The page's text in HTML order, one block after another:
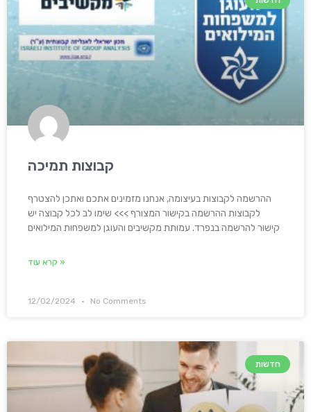
קבוצות תמיכה
ההרשמה לקבוצות בעיצומה, אנחנו מזמינים אתכם ואתכן להצטרף
לקבוצות ההרשמה בקישור המצורף >>> שימו לב לכל קבוצה יש
קישור להרשמה בנפרד. עמותת מקשיבים והעוגן למשפחות המילואים
קרא עוד »
12/02/2024 No Comments
חדשות